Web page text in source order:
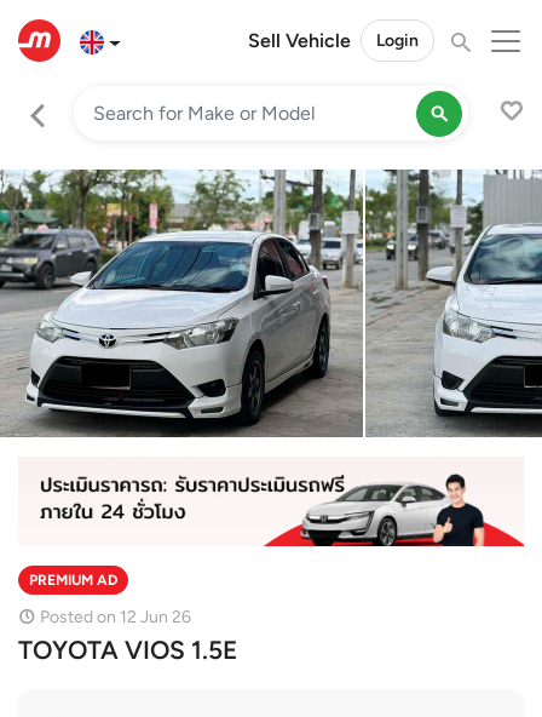
Sell Vehicle Login
PREMIUM AD
Posted on 12 Jun 26
TOYOTA VIOS 1.5E